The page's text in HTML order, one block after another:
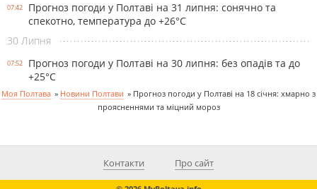
07:42
Прогноз погоди у Полтаві на 31 липня: сонячно та
спекотно, температура до +26°С
30 Липня
07:52
Прогноз погоди у Полтаві на 30 липня: без опадів та до
+25°С
Моя Полтава » Новини Полтави » Прогноз погоди у Полтаві на 18 січня: хмарно з
проясненнями та міцний мороз
Контакти Про сайт